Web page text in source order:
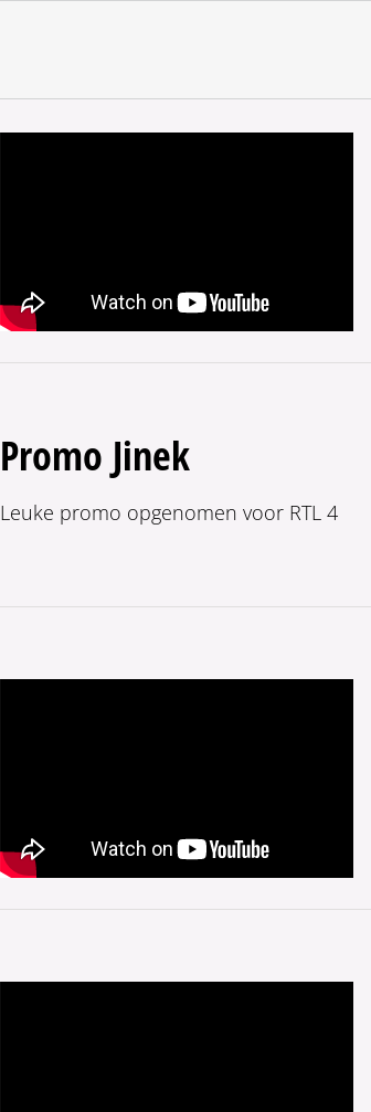
Promo Jinek
Leuke promo opgenomen voor RTL 4